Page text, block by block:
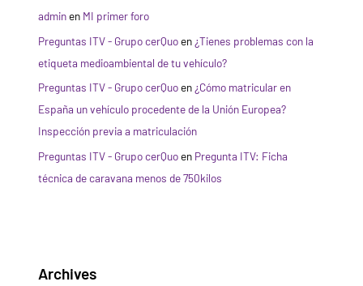
adminen MI primer foro
Preguntas ITV - Grupo cerQuoen ¿Tienes problemas con la
etiqueta medioambiental de tu vehículo?
Preguntas ITV - Grupo cerQuoen ¿Cómo matricular en
España un vehículo procedente de la Unión Europea?
Inspección previa a matriculación
Preguntas ITV - Grupo cerQuoen Pregunta ITV: Ficha
técnica de caravana menos de 750kilos
Archives